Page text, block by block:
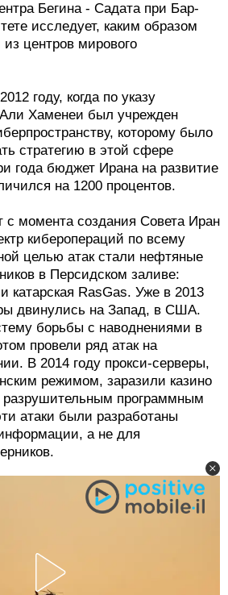
Бегина - Садата при Бар-
исследует, каким образом
центров мирового
году, когда по указу
Али Хаменеи был учрежден
которому было
стратегию в этой сфере
года бюджет Ирана на развитие
на 1200 процентов.
с момента создания Совета Иран
киберопераций по всему
целью атак стали нефтяные
в Персидском заливе:
катарская RasGas. Уже в 2013
двинулись на Запад, в США.
борьбы с наводнениями в
провели ряд атак на
В 2014 году прокси-серверы,
режимом, заразили казино
разрушительным программным
атаки были разработаны
а не для